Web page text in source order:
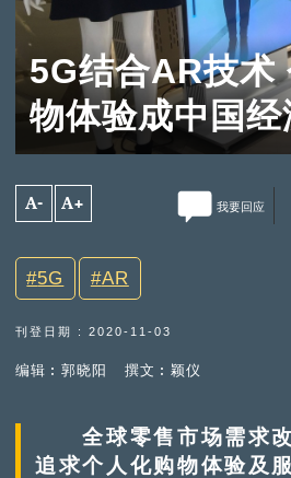
5G结合AR技术
物体验成中国
A- A+ 我要回应
5G AR
刊登日期 : 2020-11-03
编辑︰郭晓阳 撰文︰颖仪
全球零售市场需求改
追求个人化购物体验及